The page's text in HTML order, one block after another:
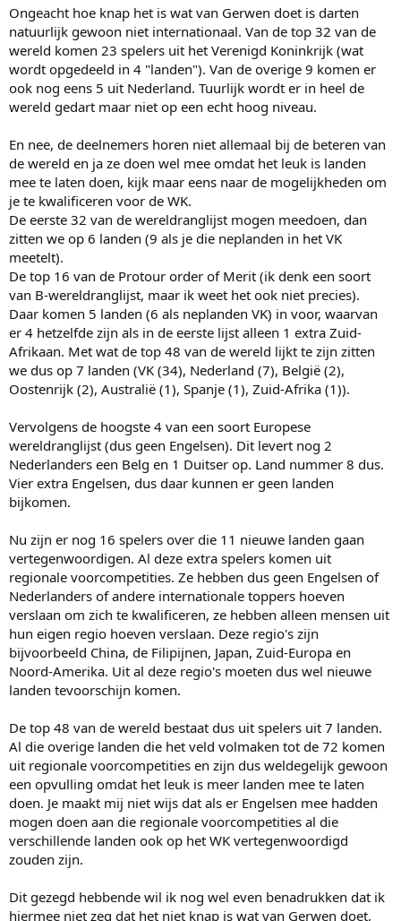
Ongeacht hoe knap het is wat van Gerwen doet is darten
natuurlijk gewoon niet internationaal. Van de top 32 van de
wereld komen 23 spelers uit het Verenigd Koninkrijk (wat
wordt opgedeeld in 4 "landen"). Van de overige 9 komen er
ook nog eens 5 uit Nederland. Tuurlijk wordt er in heel de
wereld gedart maar niet op een echt hoog niveau.
En nee, de deelnemers horen niet allemaal bij de beteren van
de wereld en ja ze doen wel mee omdat het leuk is landen
mee te laten doen, kijk maar eens naar de mogelijkheden om
je te kwalificeren voor de WK.
De eerste 32 van de wereldranglijst mogen meedoen, dan
zitten we op 6 landen (9 als je die neplanden in het VK
meetelt).
De top 16 van de Protour order of Merit (ik denk een soort
van B-wereldranglijst, maar ik weet het ook niet precies).
Daar komen 5 landen (6 als neplanden VK) in voor, waarvan
er 4 hetzelfde zijn als in de eerste lijst alleen 1 extra Zuid-
Afrikaan. Met wat de top 48 van de wereld lijkt te zijn zitten
we dus op 7 landen (VK (34), Nederland (7), België (2),
Oostenrijk (2), Australië (1), Spanje (1), Zuid-Afrika (1)).
Vervolgens de hoogste 4 van een soort Europese
wereldranglijst (dus geen Engelsen). Dit levert nog 2
Nederlanders een Belg en 1 Duitser op. Land nummer 8 dus.
Vier extra Engelsen, dus daar kunnen er geen landen
bijkomen.
Nu zijn er nog 16 spelers over die 11 nieuwe landen gaan
vertegenwoordigen. Al deze extra spelers komen uit
regionale voorcompetities. Ze hebben dus geen Engelsen of
Nederlanders of andere internationale toppers hoeven
verslaan om zich te kwalificeren, ze hebben alleen mensen uit
hun eigen regio hoeven verslaan. Deze regio's zijn
bijvoorbeeld China, de Filipijnen, Japan, Zuid-Europa en
Noord-Amerika. Uit al deze regio's moeten dus wel nieuwe
landen tevoorschijn komen.
De top 48 van de wereld bestaat dus uit spelers uit 7 landen.
Al die overige landen die het veld volmaken tot de 72 komen
uit regionale voorcompetities en zijn dus weldegelijk gewoon
een opvulling omdat het leuk is meer landen mee te laten
doen. Je maakt mij niet wijs dat als er Engelsen mee hadden
mogen doen aan die regionale voorcompetities al die
verschillende landen ook op het WK vertegenwoordigd
zouden zijn.
Dit gezegd hebbende wil ik nog wel even benadrukken dat ik
hiermee niet zeg dat het niet knap is wat van Gerwen doet,